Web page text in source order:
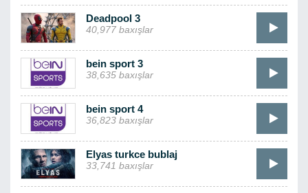
Deadpool 3
40,977 baxışlar
bein sport 3
38,635 baxışlar
bein sport 4
36,823 baxışlar
Elyas turkce bublaj
33,741 baxışlar